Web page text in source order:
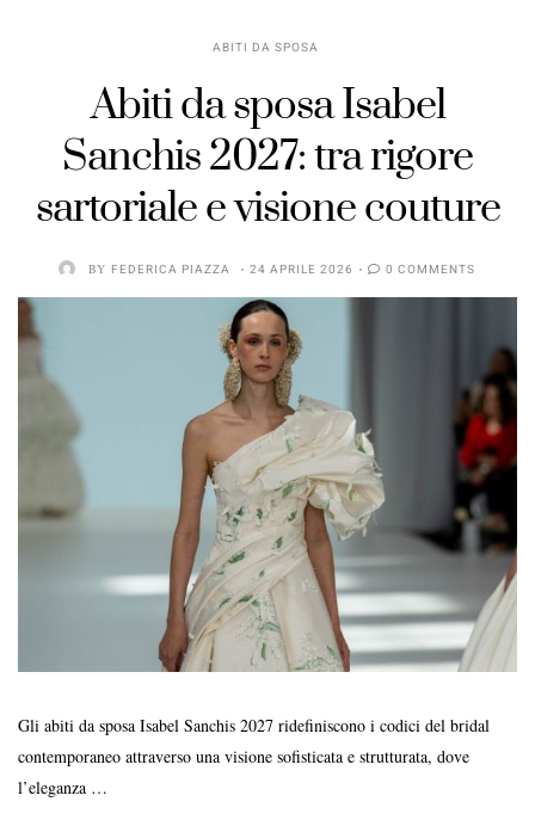
ABITI DA SPOSA
Abiti da sposa Isabel
Sanchis 2027: tra rigore
sartoriale e visione couture
BY FEDERICA PIAZZA 24 APRILE 2026 0 COMMENTS
Gli abiti da sposa Isabel Sanchis 2027 ridefiniscono i codici del bridal
contemporaneo attraverso una visione sofisticata e strutturata, dove
l’eleganza …